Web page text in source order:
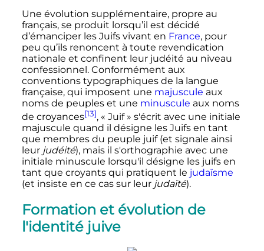
Une évolution supplémentaire, propre au
français, se produit lorsqu’il est décidé
d’émanciper les Juifs vivant en France, pour
peu qu’ils renoncent à toute revendication
nationale et confinent leur judéité au niveau
confessionnel. Conformément aux
conventions typographiques de la langue
française, qui imposent une majuscule aux
noms de peuples et une minuscule aux noms
de croyances[13], « Juif » s'écrit avec une initiale
majuscule quand il désigne les Juifs en tant
que membres du peuple juif (et signale ainsi
leur judéité), mais il s'orthographie avec une
initiale minuscule lorsqu'il désigne les juifs en
tant que croyants qui pratiquent le judaïsme
(et insiste en ce cas sur leur judaïté).
Formation et évolution de
l'identité juive